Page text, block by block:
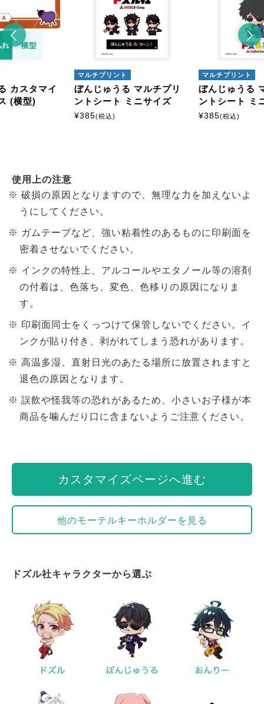
マイ
マルチプリント
ぼんじゅうる マルチプリ
ントシート ミニサイズ
(税込)
マルチプリント
ぼんじゅうる マルチプ
ントシート ミニサイズ
(税込)
使用上の注意
破損の原因となりますので、無理な力を加えないよ
うにしてください。
ガムテープなど、強い粘着性のあるものに印刷面を
密着させないでください。
インクの特性上、アルコールやエタノール等の溶剤
の付着は、色落ち、変色、色移りの原因になりま
す。
印刷面同士をくっつけて保管しないでください。イ
ンクが貼り付き、剥がれてしまう恐れがあります。
高温多湿、直射日光のあたる場所に放置されますと
退色の原因となります。
誤飲や怪我等の恐れがあるため、小さいお子様が本
商品を噛んだり口に含まないようご注意ください。
カスタマイズページへ進む
他のモーテルキーホルダーを見る
ドズル社キャラクターから選ぶ